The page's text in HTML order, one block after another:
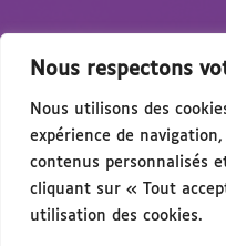
Nous respectons
Nous utilisons des
expérience de
contenus personnalisés
cliquant sur « Tout
utilisation des cookies.
🎉 Congrés/Salon